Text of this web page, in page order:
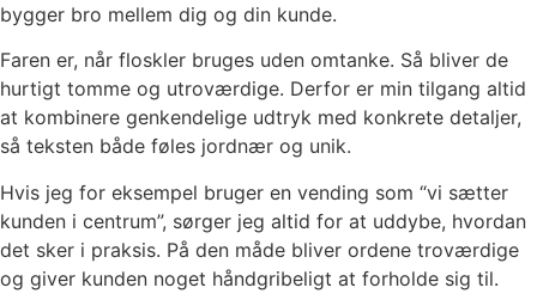
bygger bro mellem dig og din kunde.
Faren er, når floskler bruges uden omtanke. Så bliver de
hurtigt tomme og utroværdige. Derfor er min tilgang altid
at kombinere genkendelige udtryk med konkrete detaljer,
så teksten både føles jordnær og unik.
Hvis jeg for eksempel bruger en vending som “vi sætter
kunden i centrum”, sørger jeg altid for at uddybe, hvordan
det sker i praksis. På den måde bliver ordene troværdige
og giver kunden noget håndgribeligt at forholde sig til.